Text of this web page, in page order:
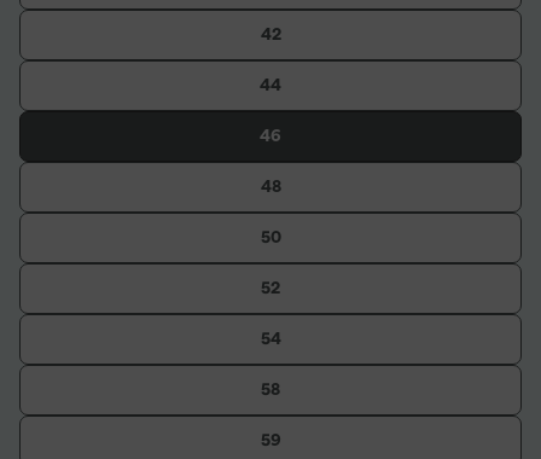
42
44
46
48
50
52
54
58
59